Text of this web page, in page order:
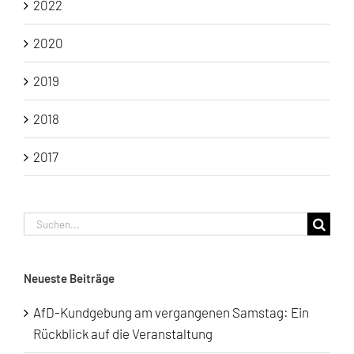
2022
2020
2019
2018
2017
Suche
Neueste Beiträge
AfD-Kundgebung am vergangenen Samstag: Ein
Rückblick auf die Veranstaltung